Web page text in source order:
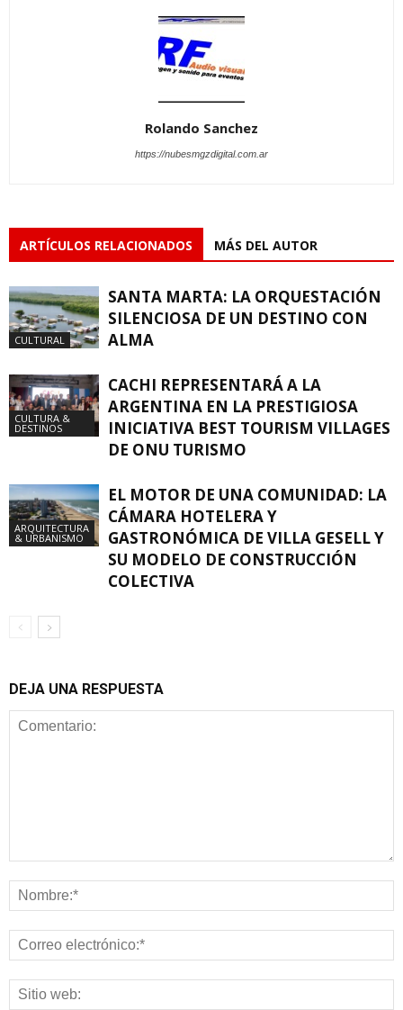
Rolando Sanchez
https://nubesmgzdigital.com.ar
ARTÍCULOS RELACIONADOS MÁS DEL AUTOR
CULTURAL
SANTA MARTA: LA ORQUESTACIÓN
SILENCIOSA DE UN DESTINO CON
ALMA
CULTURA &
DESTINOS
CACHI REPRESENTARÁ A LA
ARGENTINA EN LA PRESTIGIOSA
INICIATIVA BEST TOURISM VILLAGES
DE ONU TURISMO
ARQUITECTURA
& URBANISMO
EL MOTOR DE UNA COMUNIDAD: LA
CÁMARA HOTELERA Y
GASTRONÓMICA DE VILLA GESELL Y
SU MODELO DE CONSTRUCCIÓN
COLECTIVA
DEJA UNA RESPUESTA